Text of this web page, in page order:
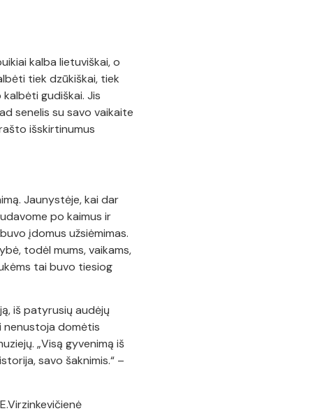
kalba lietuviškai, o
tiek dzūkiškai, tiek
gudiškai. Jis
senelis su savo vaikaite
išskirtinumus
Jaunystėje, kai dar
po kaimus ir
įdomus užsiėmimas.
todėl mums, vaikams,
tai buvo tiesiog
iš patyrusių audėjų
nenustoja domėtis
„Visą gyvenimą iš
savo šaknimis.“ –